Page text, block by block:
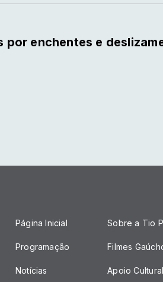
enchentes e
Página Inicial
Programação
Notícias
Sobre a Tio
Filmes
Apoio Cultural